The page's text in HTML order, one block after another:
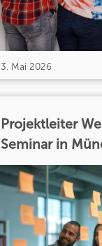
3. Mai 2026
Projektleiter
Seminar in